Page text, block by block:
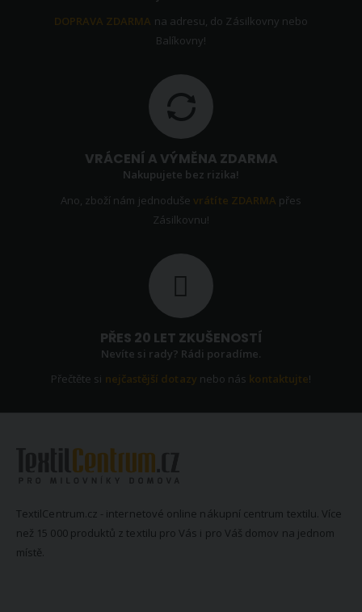
DOPRAVA ZDARMA na adresu, do Zásilkovny nebo
Balíkovny!
VRÁCENÍ A VÝMĚNA ZDARMA
Nakupujete bez rizika!
Ano, zboží nám jednoduševrátíte ZDARMA přes
Zásilkovnu!
PŘES 20 LET ZKUŠENOSTÍ
Nevíte si rady? Rádi poradíme.
Přečtěte si nejčastější dotazy nebo nás kontaktujte!
TextilCentrum.cz - internetové online nákupní centrum textilu. Více
než 15 000 produktů z textilu pro Vás i pro Váš domov na jednom
místě.